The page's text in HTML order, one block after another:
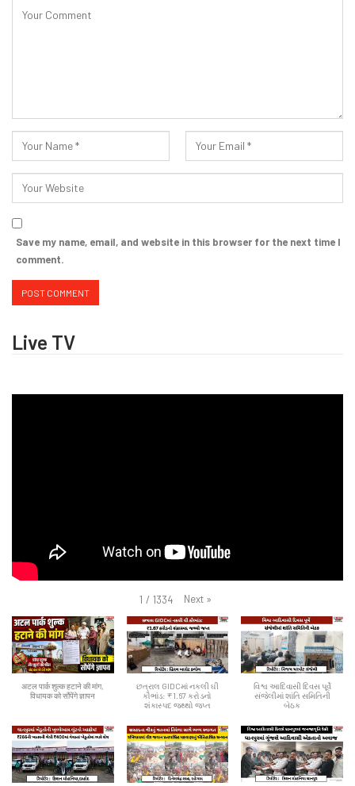
Save my name, email, and website in this browser for the next time I
comment.
Live TV
1 / 1334 Next »
अटल पार्क शुल्क हटाने की मांग,
विधायक को सौंपेंगे ज्ञापन
છત્રાલ GIDCમાં નકલી ઘી
કૌભાંડ: ₹1.67 કરોડનો
શંકાસ્પદ જથ્થો જપ્ત
વિશ્વ આદિવાસી દિવસ પૂર્વે
સંજેલીમાં શાંતિ સમિતિની
બેઠક